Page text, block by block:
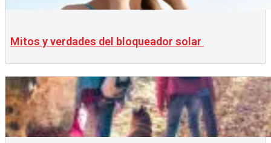
Mitos y verdades del bloqueador solar